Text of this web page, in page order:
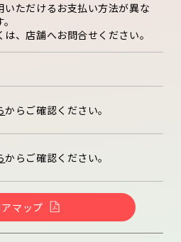
いただけるお支払い方法が異な
は、店舗へお問合せください。
からご確認ください。
からご確認ください。
マップ